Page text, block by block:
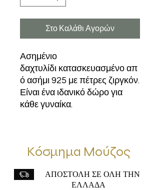
Στο Καλάθι Αγορών
Ασημένιο
δαχτυλίδι κατασκευασμένο απ
ό ασήμι 925 με πέτρες ζιργκόν.
Είναι ένα ιδανικό δώρο για
κάθε γυναίκα.
Κόσμημα Μούζος
ΑΠΟΣΤΟΛΗ ΣΕ ΟΛΗ ΤΗΝ
ΕΛΛΑΔΑ